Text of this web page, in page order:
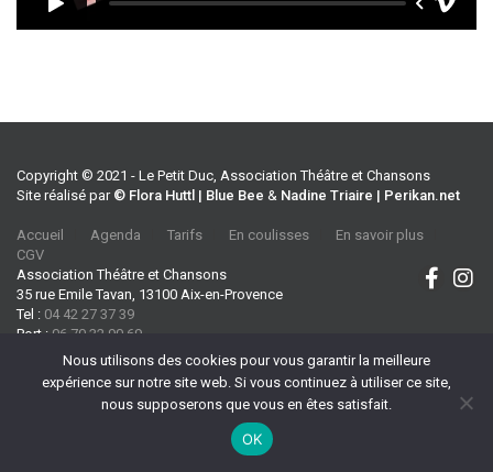
Copyright © 2021 - Le Petit Duc, Association Théâtre et Chansons
Site réalisé par © Flora Huttl | Blue Bee & Nadine Triaire | Perikan.net
Accueil Agenda Tarifs En coulisses
En savoir plus
CGV
Association Théâtre et Chansons
35 rue Emile Tavan, 13100 Aix-en-Provence
Tel : 04 42 27 37 39
Port : 06 70 32 90 69
Nous utilisons des cookies pour vous garantir la meilleure
expérience sur notre site web. Si vous continuez à utiliser ce site,
nous supposerons que vous en êtes satisfait.
OK